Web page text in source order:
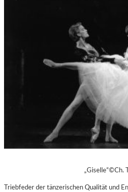
„Giselle“©Ch.
Triebfeder der tänzerischen Qualität und